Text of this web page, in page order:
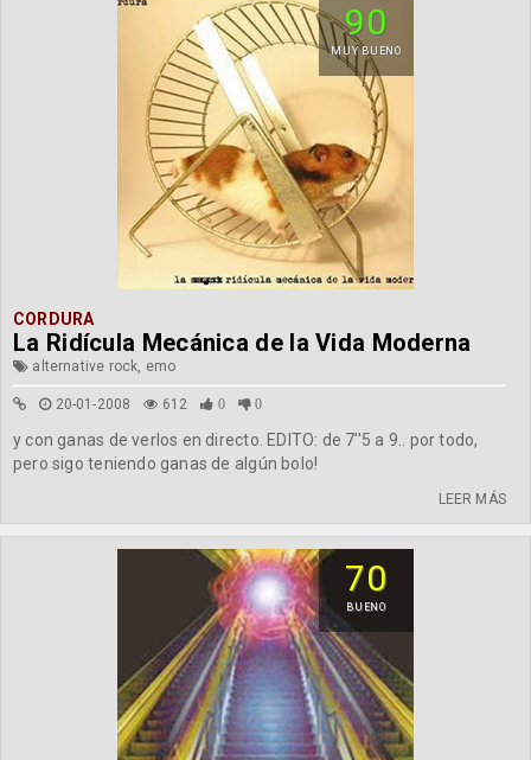
90
MUY BUENO
CORDURA
La Ridícula Mecánica de la Vida Moderna
alternative rock, emo
20-01-2008 612 0 0
y con ganas de verlos en directo. EDITO: de 7''5 a 9.. por todo,
pero sigo teniendo ganas de algún bolo!
LEER MÁS
70
BUENO